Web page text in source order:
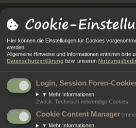
T
A
L
E
N
E
RI
E
Portal Foren
Anmelden
Passwort:
Ich habe mein
Cookie-
Hier können die Einstellungen für Cookies
werden.
Allgemeine Hinweise und Informationen entnimm bitte
Datenschutzerklärung bzw. unseren
Login, Session Foren-
▼ Mehr Informationen
Zweck: Technisch notwendige Cookies
Cookie Content Manager
▼ Mehr Informationen